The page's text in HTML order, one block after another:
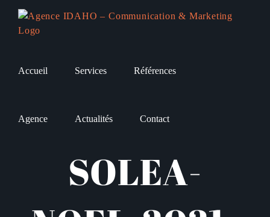
contenu
Accueil Services Références
Agence Actualités Contact
SOLEA-